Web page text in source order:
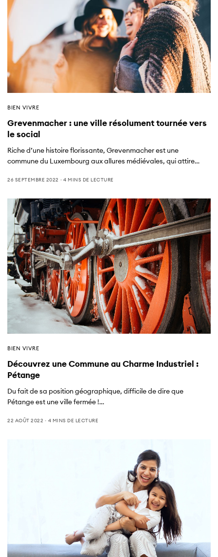
BIEN VIVRE
Grevenmacher : une ville résolument tournée vers
le social
Riche d’une histoire florissante, Grevenmacher est une
commune du Luxembourg aux allures médiévales, qui attire…
26 SEPTEMBRE 2022 4 MINS DE LECTURE
BIEN VIVRE
Découvrez une Commune au Charme Industriel :
Pétange
Du fait de sa position géographique, difficile de dire que
Pétange est une ville fermée !…
22 AOÛT 2022 4 MINS DE LECTURE